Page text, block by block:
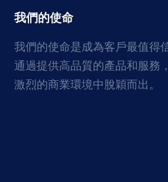
我們的使命
我們的使命是成為客戶最值得
通過提供高品質的產品和服務
激烈的商業環境中脫穎而出。